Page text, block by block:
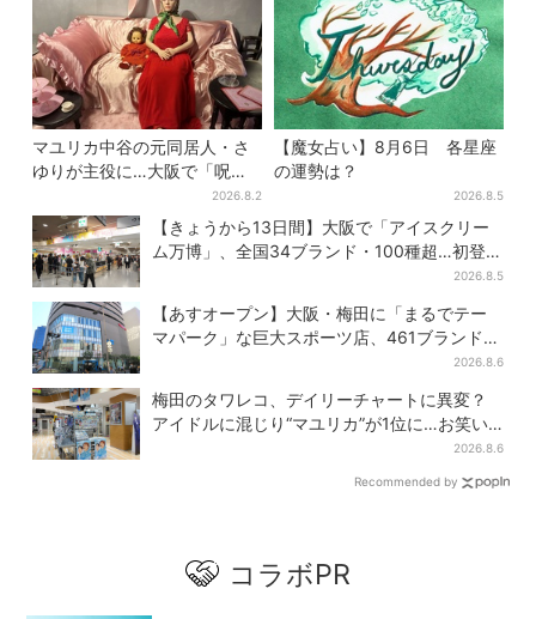
マユリカ中谷の元同居人・さ
ゆりが主役に…大阪で「呪物
展」開催、コンセプトは“呪物
たちのお茶会”
2026.8.2
【魔女占い】8月6日 各星座
の運勢は？
2026.8.5
【きょうから13日間】大阪で「アイスクリー
ム万博」、全国34ブランド・100種超…初登場
2026.8.5
【あすオープン】大阪・梅田に「まるでテー
マパーク」な巨大スポーツ店、461ブランド集
2026.8.6
梅田のタワレコ、デイリーチャートに異変？
アイドルに混じり“マユリカ”が1位に…お笑い
2026.8.6
Recommended by
コラボPR